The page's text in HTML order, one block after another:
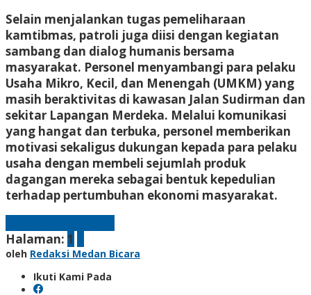
Selain menjalankan tugas pemeliharaan
kamtibmas, patroli juga diisi dengan kegiatan
sambang dan dialog humanis bersama
masyarakat. Personel menyambangi para pelaku
Usaha Mikro, Kecil, dan Menengah (UMKM) yang
masih beraktivitas di kawasan Jalan Sudirman dan
sekitar Lapangan Merdeka. Melalui komunikasi
yang hangat dan terbuka, personel memberikan
motivasi sekaligus dukungan kepada para pelaku
usaha dengan membeli sejumlah produk
dagangan mereka sebagai bentuk kepedulian
terhadap pertumbuhan ekonomi masyarakat.
Halaman: 1
oleh Redaksi Medan Bicara
Ikuti Kami Pada